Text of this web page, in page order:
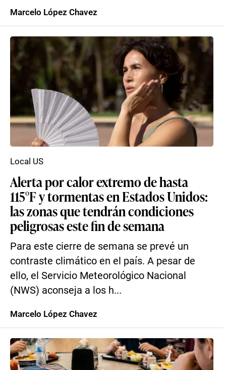
Marcelo López Chavez
Alerta por calor extremo de hasta
115°F y tormentas en Estados Unidos:
las zonas que tendrán condiciones
peligrosas este fin de semana
Para este cierre de semana se prevé un
contraste climático en el país. A pesar de
ello, el Servicio Meteorológico Nacional
(NWS) aconseja a los h...
Local US
Marcelo López Chavez